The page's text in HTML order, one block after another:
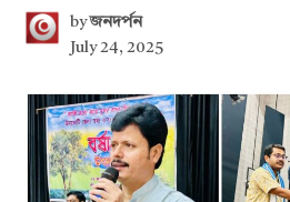
by জনদর্পন
July 24, 2025